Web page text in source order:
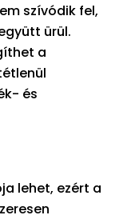
szívódik fel,
ürül.
a
és
lehet, ezért a